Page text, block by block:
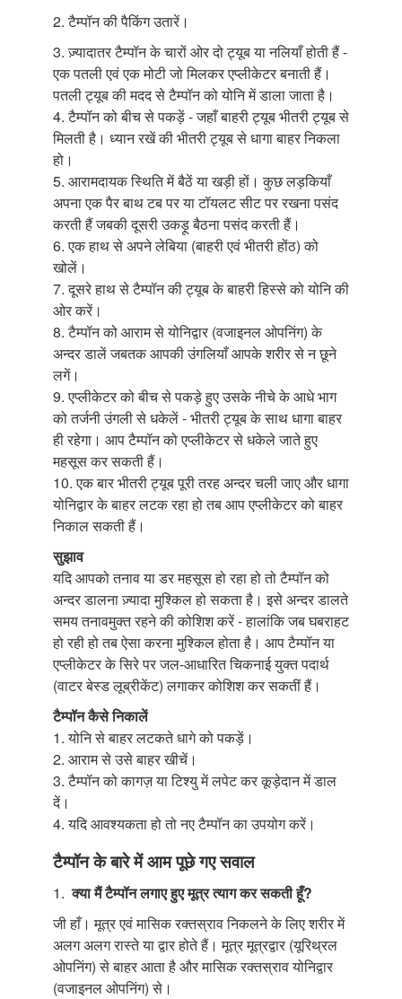
2. टैम्पॉनकी पैकिंग उतारें।
3. ज़्यादातर टैम्पॉनके चारों ओर दो ट्यूब या नलियाँ होती हैं -
एक पतली एवं एक मोटी जो मिलकर एप्लीकेटर बनाती हैं।
पतली ट्यूब की मदद से टैम्पॉनको योनि में डाला जाता है।
4. टैम्पॉनको बीच से पकड़ें - जहाँ बाहरी ट्यूब भीतरी ट्यूब से
मिलती है। ध्यान रखें की भीतरी ट्यूब से धागा बाहर निकला
हो।
5. आरामदायक स्थिति में बैठें या खड़ी हों। कुछ लड़कियाँ
अपना एक पैर बाथ टब पर या टॉयलट सीट पर रखना पसंद
करती हैं जबकी दूसरी उकड़ू बैठना पसंद करती हैं।
6. एक हाथ से अपने लेबिया (बाहरी एवं भीतरी होंठ) को
खोलें।
7. दूसरे हाथ से टैम्पॉनकी ट्यूब के बाहरी हिस्से को योनि की
ओर करें।
8. टैम्पॉनको आराम से योनिद्वार (वजाइनल ओपनिंग) के
अन्दर डालें जबतक आपकी उंगलियाँ आपके शरीर से न छूने
लगें।
9. एप्लीकेटर को बीच से पकड़े हुए उसके नीचे के आधे भाग
को तर्जनी उंगली से धकेलें - भीतरी ट्यूब के साथ धागा बाहर
ही रहेगा। आप टैम्पॉनको एप्लीकेटर से धकेले जाते हुए
महसूस कर सकती हैं।
10. एक बार भीतरी ट्यूब पूरी तरह अन्दर चली जाए और धागा
योनिद्वार के बाहर लटक रहा हो तब आप एप्लीकेटर को बाहर
निकाल सकती हैं।
सुझाव
यदि आपको तनाव या डर महसूस हो रहा हो तो टैम्पॉनको
अन्दर डालना ज़्यादा मुश्किल हो सकता है। इसे अन्दर डालते
समय तनावमुक्त रहने की कोशिश करें - हालांकि जब घबराहट
हो रही हो तब ऐसा करना मुश्किल होता है। आप टैम्पॉनया
एप्लीकेटर के सिरे पर जल-आधारित चिकनाई युक्त पदार्थ
(वाटर बेस्ड लूब्रीकेंट) लगाकर कोशिश कर सकतीं हैं।
टैम्पॉनकैसे निकालें
1. योनि से बाहर लटकते धागे को पकड़ें।
2. आराम से उसे बाहर खीचें।
3. टैम्पॉनको कागज़ या टिश्यु में लपेट कर कूड़ेदान में डाल
दें।
4. यदि आवश्यकता हो तो नए टैम्पॉनका उपयोग करें।
टैम्पॉन के बारे में आम पूछे गए सवाल
1. क्या मैं टैम्पॉन लगाए हुए मूत्र त्याग कर सकती हूँ?
जी हाँ। मूत्र एवं मासिक रक्तस्राव निकलने के लिए शरीर में
अलग अलग रास्ते या द्वार होते हैं। मूत्र मूत्रद्वार (यूरिथ्रल
ओपनिंग) से बाहर आता है और मासिक रक्तस्राव योनिद्वार
(वजाइनल ओपनिंग) से।